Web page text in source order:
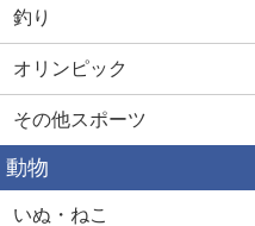
釣り
オリンピック
その他スポーツ
動物
いぬ・ねこ